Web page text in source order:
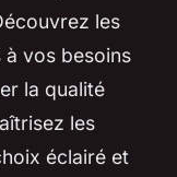
les
à vos besoins
la qualité
les
éclairé et